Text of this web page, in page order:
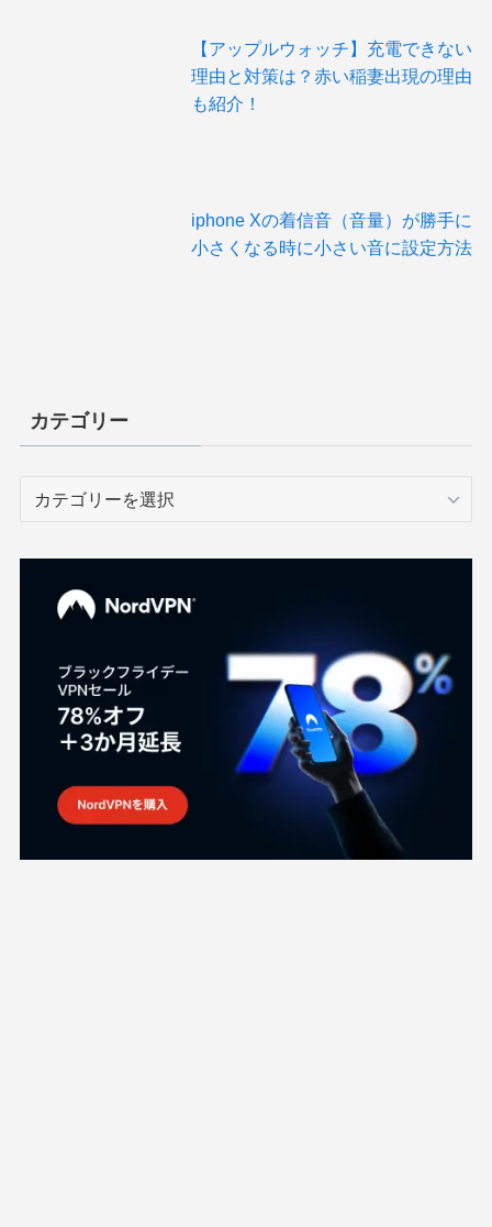
【アップルウォッチ】充電できない
理由と対策は？赤い稲妻出現の理由
も紹介！
iphone Xの着信音（音量）が勝手に
小さくなる時に小さい音に設定方法
カテゴリー